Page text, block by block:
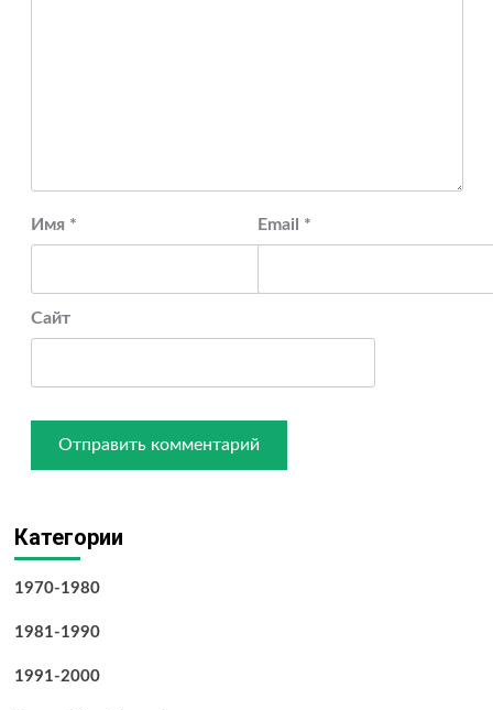
Имя * Email *
Сайт
Категории
1970-1980
1981-1990
1991-2000